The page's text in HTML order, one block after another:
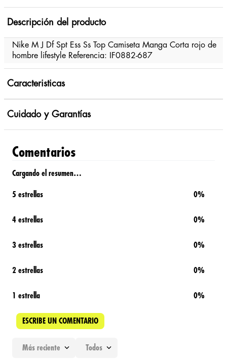
Descripción del producto
Nike M J Df Spt Ess Ss Top Camiseta Manga Corta rojo de
hombre lifestyle Referencia: IF0882-687
Caracteristicas
Cuidado y Garantías
Comentarios
Cargando el resumen…
5 estrellas 0%
4 estrellas 0%
3 estrellas 0%
2 estrellas 0%
1 estrella 0%
ESCRIBE UN COMENTARIO
Más reciente Todos